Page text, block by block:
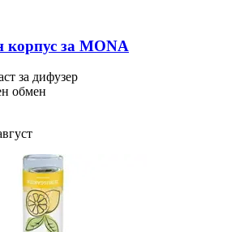
корпус за MONA
за дифузер
обмен